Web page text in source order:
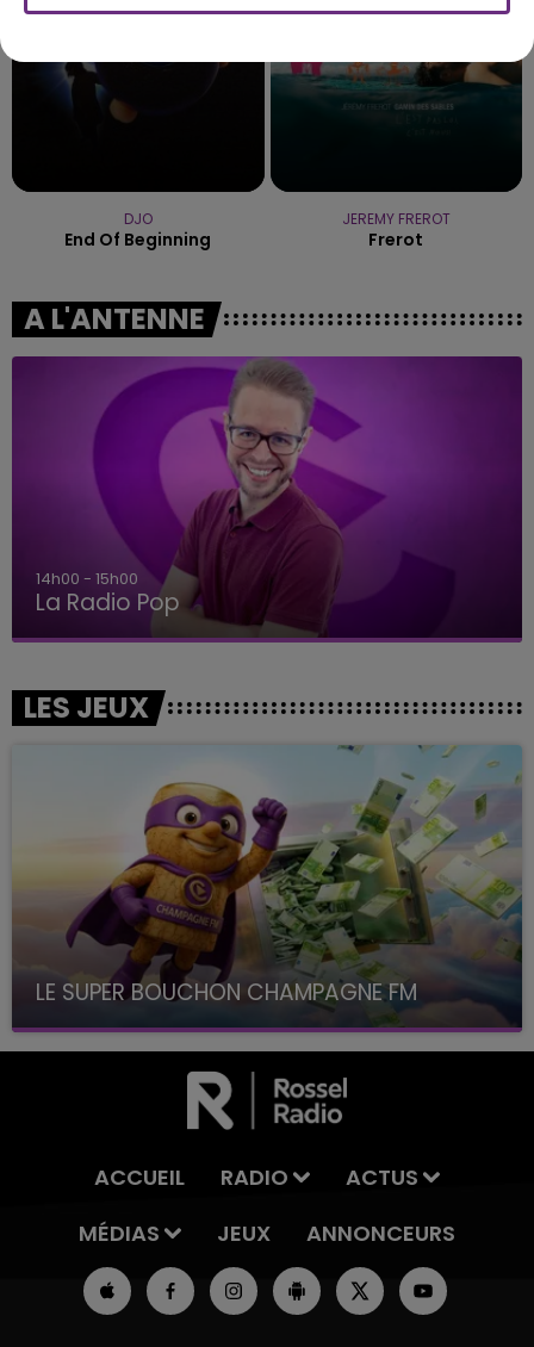
DJO
End Of Beginning
JEREMY FREROT
Frerot
A L'ANTENNE
15h00 - 19h00
Le Club Champagne FM
LES JEUX
LE SUPER BOUCHON CHAMPAGNE FM
avec La Famille Champagne FM, à 8H10
ACCUEIL RADIO
ACTUS
MÉDIAS
JEUX ANNONCEURS